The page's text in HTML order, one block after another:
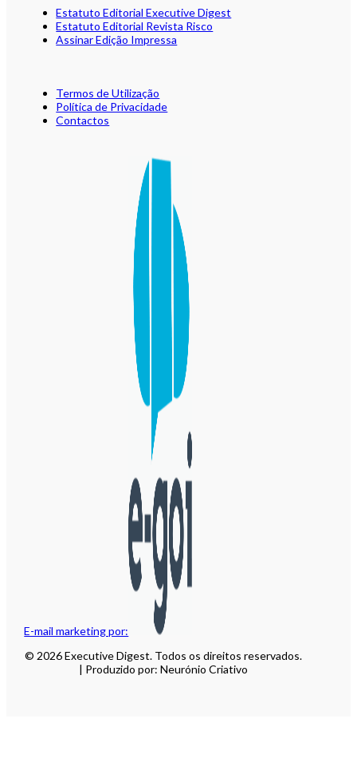
E-mail marketing por:
Estatuto Editorial Executive Digest
Estatuto Editorial Revista Risco
Assinar Edição Impressa
Termos de Utilização
Política de Privacidade
Contactos
© 2026 Executive Digest. Todos os direitos reservados.
| Produzido por: Neurónio Criativo